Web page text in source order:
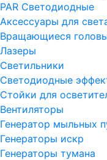
PAR Светодиодные
Аксессуары для
Вращающиеся
Лазеры
Светильники
Светодиодные
Стойки для
Вентиляторы
Генератор мыльных
Генераторы искр
Генераторы тумана